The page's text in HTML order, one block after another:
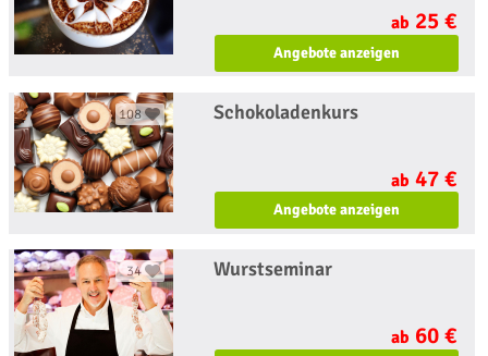
ab 25 €
Angebote anzeigen
108 Schokoladenkurs
ab 47 €
Angebote anzeigen
34 Wurstseminar
ab 60 €